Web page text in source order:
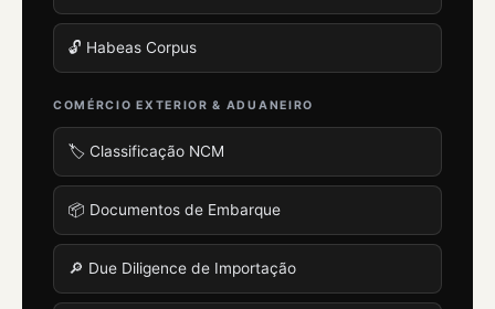
🔓 Habeas Corpus
COMÉRCIO EXTERIOR & ADUANEIRO
🏷️ Classificação NCM
📦 Documentos de Embarque
🔎 Due Diligence de Importação